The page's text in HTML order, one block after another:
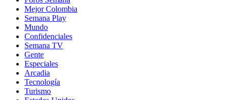
Mejor Colombia
Semana Play
Mundo
Confidenciales
Semana TV
Gente
Especiales
Arcadia
Tecnología
Turismo